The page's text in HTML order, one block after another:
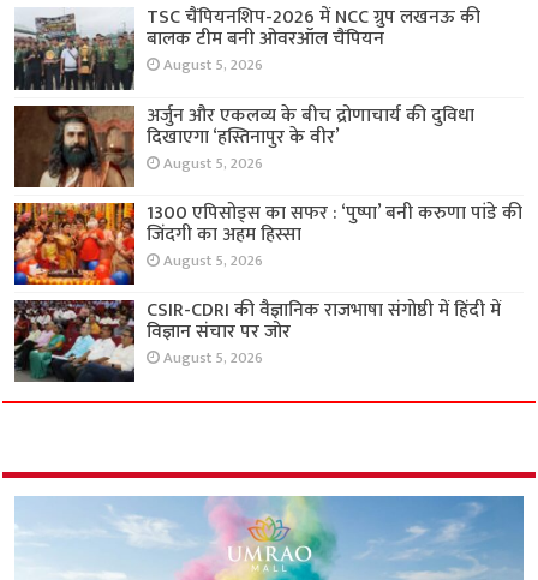
TSC चैंपियनशिप-2026 में NCC ग्रुप लखनऊ की
बालक टीम बनी ओवरऑल चैंपियन
August 5, 2026
अर्जुन और एकलव्य के बीच द्रोणाचार्य की दुविधा
दिखाएगा ‘हस्तिनापुर के वीर’
August 5, 2026
1300 एपिसोड्स का सफर : ‘पुष्पा’ बनी करुणा पांडे की
जिंदगी का अहम हिस्सा
August 5, 2026
CSIR-CDRI की वैज्ञानिक राजभाषा संगोष्ठी में हिंदी में
विज्ञान संचार पर जोर
August 5, 2026